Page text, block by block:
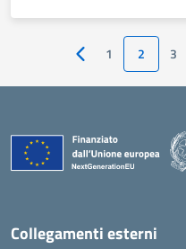
Pagina precedente
1 2 3
Collegamenti esterni